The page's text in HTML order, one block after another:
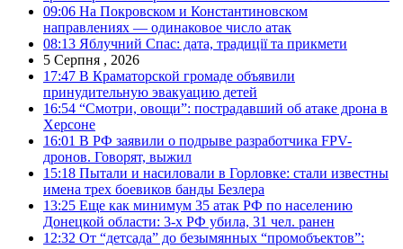
09:06 На Покровском и Константиновском
направлениях — одинаковое число атак
08:13 Яблучний Спас: дата, традиції та прикмети
5 Серпня , 2026
17:47 В Краматорской громаде объявили
принудительную эвакуацию детей
16:54 “Смотри, овощи”: пострадавший об атаке дрона в
Херсоне
16:01 В РФ заявили о подрыве разработчика FPV-
дронов. Говорят, выжил
15:18 Пытали и насиловали в Горловке: стали известны
имена трех боевиков банды Безлера
13:25 Еще как минимум 35 атак РФ по населению
Донецкой области: 3-х РФ убила, 31 чел. ранен
12:32 От “детсада” до безымянных “промобъектов”: